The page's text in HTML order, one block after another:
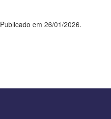
Publicado em 26/01/2026.